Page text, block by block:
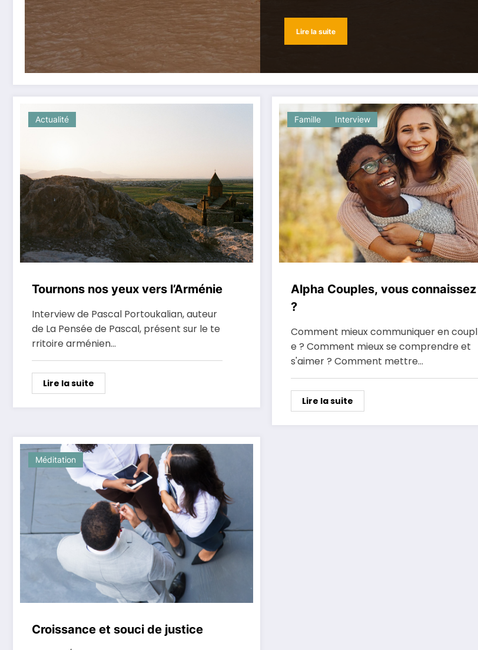
Lire la suite
Actualité
Tournons nos yeux vers l’Arménie
Interview de Pascal Portoukalian, auteur
de La Pensée de Pascal, présent sur le te
rritoire arménien…
Lire la suite
Famille Interview
Alpha Couples, vous connaissez
?
Comment mieux communiquer en coupl
e ? Comment mieux se comprendre et
s'aimer ? Comment mettre…
Lire la suite
Méditation
Croissance et souci de justice